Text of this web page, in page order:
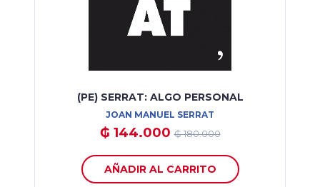
(PE) SERRAT: ALGO PERSONAL
JOAN MANUEL SERRAT
₲ 144.000₲ 180.000
AÑADIR AL CARRITO